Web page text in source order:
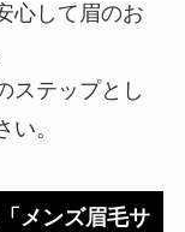
心して眉のお
ステップとし
。
メンズ眉毛サ